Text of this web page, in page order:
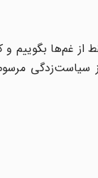
از غم‌ها